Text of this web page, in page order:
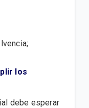
los
debe esperar